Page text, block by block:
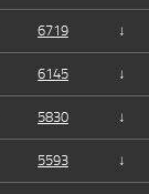
6719 ↓
6145 ↓
5830 ↓
5593 ↓